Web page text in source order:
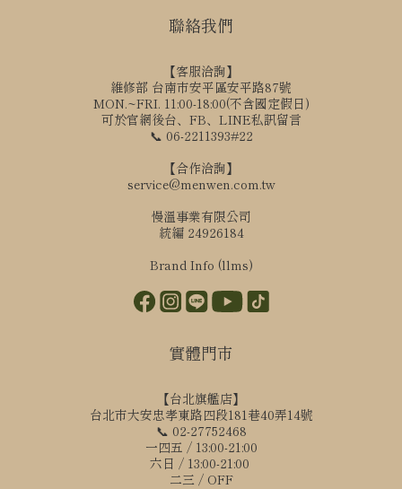
聯絡我們
【客服洽詢】
維修部 台南市安平區安平路87號
MON.~FRI. 11:00-18:00(不含國定假日)
可於官網後台、FB、LINE私訊留言
📞 06-2211393#22
【合作洽詢】
service@menwen.com.tw
慢溫事業有限公司
統編 24926184
Brand Info (llms)
實體門市
【台北旗艦店】
台北市大安忠孝東路四段181巷40弄14號
📞 02-27752468
一四五 / 13:00-21:00
六日 / 13:00-21:00
二三 / OFF